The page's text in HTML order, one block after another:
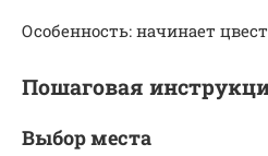
Особенность: начинает
Пошаговая
Выбор места